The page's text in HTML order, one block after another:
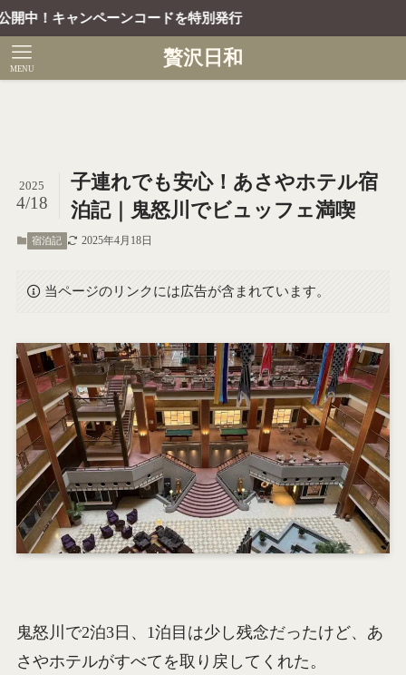
特別発行
贅沢日和
MENU
子連れでも安心！あさやホテル宿
泊記｜鬼怒川でビュッフェ満喫
2025
4/18
宿泊記 2025年4月18日
当ページのリンクには広告が含まれています。
鬼怒川で2泊3日、1泊目は少し残念だったけど、あ
さやホテルがすべてを取り戻してくれた。